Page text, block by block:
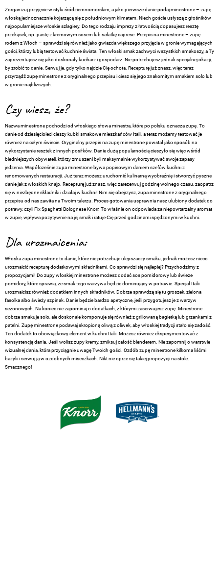
Zorganizuj przyjęcie w stylu śródziemnomorskim, a jako pierwsze danie podaj minestrone – zupę
włoską jednoznacznie kojarzącą się z południowym klimatem. Niech goście usłyszą z głośników
najpopularniejsze włoskie szlagiery. Do tego rodzaju imprezy z łatwością dopasujesz resztę
przekąsek, np. pastę z kremowym sosem lub sałatkę caprese. Przepis na minestrone – zupę
rodem z Włoch – sprawdzi się również jako gwiazda większego przyjęcia w gronie wymagających
gości, którzy lubią testować kuchnie świata. Ten włoski smak zachwyci wszystkich smakoszy, a Ty
zaprezentujesz się jako doskonały kucharz i gospodarz. Nie potrzebujesz jednak specjalnej okazji,
by zrobić to danie. Serwuj je, gdy tylko najdzie Cię ochota. Recepturę już znasz, więc teraz
przyrządź zupę minestrone z oryginalnego przepisu i ciesz się jego znakomitym smakiem solo lub
w gronie najbliższych.
Czy wiesz, że?
Nazwa minestrone pochodzi od włoskiego słowa minestra, które po polsku oznacza zupę. To
danie od dziesięcioleci cieszy kubki smakowe mieszkańców Italii, a teraz możemy testować je
również na całym świecie. Oryginalny przepis na zupę minestrone powstał jako sposób na
wykorzystanie resztek z innych posiłków. Danie dużą popularnością cieszyło się więc wśród
biedniejszych obywateli, którzy zmuszeni byli maksymalnie wykorzystywać swoje zapasy
jedzenia. Współcześnie zupa minestrone bywa popisowym daniem szefów kuchni z
renomowanych restauracji. Już teraz możesz uruchomić kulinarną wyobraźnię i stworzyć pyszne
danie jak z włoskich knajp. Recepturę już znasz, więc zarezerwuj godzinę wolnego czasu, zaopatrz
się w niezbędne składniki i działaj w kuchni! Nim się obejrzysz, zupa minestrone z oryginalnego
przepisu od nas zawita na Twoim talerzu. Proces gotowania usprawnia nasz ulubiony dodatek do
potrawy, czyli Fix Spaghetti Bolognese Knorr. To właśnie on odpowiada za niepowtarzalny aromat
w zupie, wpływa pozytywnie na jej smak i ratuje Cię przed godzinami spędzonymi w kuchni.
Dla urozmaicenia:
Włoska zupa minestrone to danie, które nie potrzebuje ulepszaczy smaku, jednak możesz nieco
urozmaicić recepturę dodatkowymi składnikami. Co sprawdzi się najlepiej? Przychodzimy z
propozycjami! Do zupy włoskiej minestrone możesz dodać sos pomidorowy lub świeże
pomidory, które sprawią, że smak tego warzywa będzie dominujący w potrawie. Specjał Italii
urozmaicisz również dodatkiem innych składników. Dobrze sprawdzą się tu groszek, zielona
fasolka albo świeży szpinak. Danie będzie bardzo apetyczne, jeśli przygotujesz je z warzyw
sezonowych. Na koniec nie zapominaj o dodatkach, z którymi zaserwujesz zupę. Minestrone
dobrze smakuje solo, ale doskonale komponuje się również z grillowaną bagietką lub grzankami z
patelni. Zupę minestrone podawaj skropioną oliwą z oliwek, aby włoskiej tradycji stało się zadość.
Ten dodatek to obowiązkowy element w kuchni Italii. Możesz również eksperymentować z
konsystencją dania. Jeśli wolisz zupy kremy, zmiksuj całość blenderem. Nie zapomnij o warstwie
wizualnej dania, która przyciągnie uwagę Twoich gości. Ozdób zupę minestrone kilkoma liśćmi
bazylii i serwuj ją w ozdobnych miseczkach. Nikt nie oprze się takiej propozycji na stole.
Smacznego!